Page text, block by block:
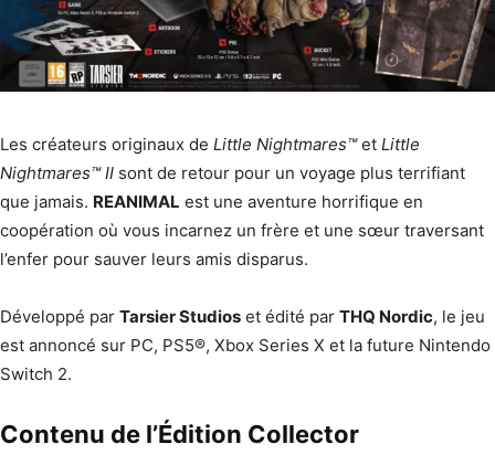
Les créateurs originaux de Little Nightmares™et Little
Nightmares™ II sont de retour pour un voyage plus terrifiant
que jamais. REANIMAL est une aventure horrifique en
coopération où vous incarnez un frère et une sœur traversant
l’enfer pour sauver leurs amis disparus.
Développé par Tarsier Studios et édité par THQ Nordic, le jeu
est annoncé sur PC, PS5®, Xbox Series X et la future Nintendo
Switch 2.
Contenu de l’Édition Collector